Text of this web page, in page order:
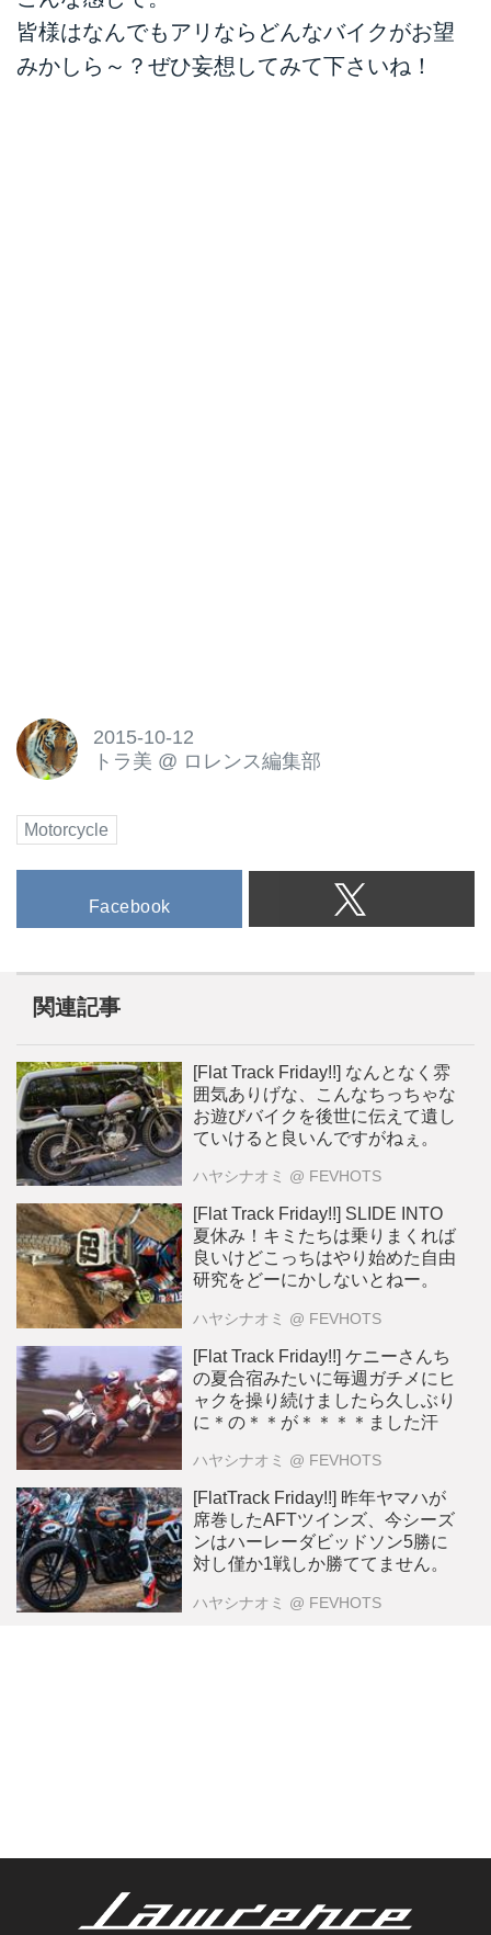
皆様はなんでもアリならどんなバイクがお望
みかしら～？ぜひ妄想してみて下さいね！
2015-10-12
トラ美 @ ロレンス編集部
Motorcycle
Facebook
関連記事
[Flat Track Friday!!] なんとなく雰
囲気ありげな、こんなちっちゃな
お遊びバイクを後世に伝えて遺し
ていけると良いんですがねぇ。
ハヤシナオミ @ FEVHOTS
[Flat Track Friday!!] SLIDE INTO
夏休み！キミたちは乗りまくれば
良いけどこっちはやり始めた自由
研究をどーにかしないとねー。
ハヤシナオミ @ FEVHOTS
[Flat Track Friday!!] ケニーさんち
の夏合宿みたいに毎週ガチメにヒ
ャクを操り続けましたら久しぶり
に＊の＊＊が＊＊＊＊ました汗
ハヤシナオミ @ FEVHOTS
[FlatTrack Friday!!] 昨年ヤマハが
席巻したAFTツインズ、今シーズ
ンはハーレーダビッドソン5勝に
対し僅か1戦しか勝ててません。
ハヤシナオミ @ FEVHOTS